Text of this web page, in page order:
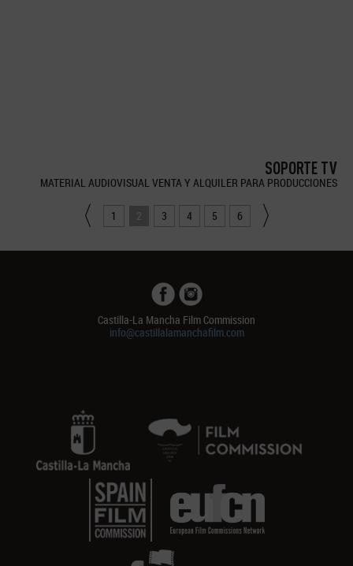
SOPORTE TV
MATERIAL AUDIOVISUAL VENTA Y ALQUILER PARA PRODUCCIONES
1 2 3 4 5 6
Castilla-La Mancha Film Commission
info@castillalamanchafilm.com